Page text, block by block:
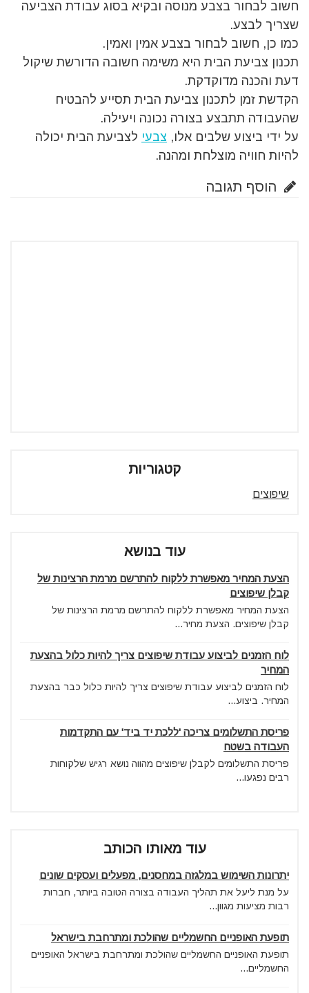
חשוב לבחור בצבע מנוסה ובקיא בסוג עבודת הצביעה
שצריך לבצע.
כמו כן, חשוב לבחור בצבע אמין ואמין.
תכנון צביעת הבית היא משימה חשובה הדורשת שיקול
דעת והכנה מדוקדקת.
הקדשת זמן לתכנון צביעת הבית תסייע להבטיח
שהעבודה תתבצע בצורה נכונה ויעילה.
על ידי ביצוע שלבים אלו, צבעי לצביעת הבית יכולה
להיות חוויה מוצלחת ומהנה.
הוסף תגובה
קטגוריות
שיפוצים
עוד בנושא
הצעת המחיר מאפשרת ללקוח להתרשם מרמת הרצינות של
קבלן שיפוצים
הצעת המחיר מאפשרת ללקוח להתרשם מרמת הרצינות של
קבלן שיפוצים. הצעת מחיר...
לוח הזמנים לביצוע עבודת שיפוצים צריך להיות כלול בהצעת
המחיר
לוח הזמנים לביצוע עבודת שיפוצים צריך להיות כלול כבר בהצעת
המחיר. ביצוע...
פריסת התשלומים צריכה 'ללכת יד ביד' עם התקדמות
העבודה בשטח
פריסת התשלומים לקבלן שיפוצים מהווה נושא רגיש שלקוחות
רבים נפגעו...
עוד מאותו הכותב
יתרונות השימוש במלגזה במחסנים, מפעלים ועסקים שונים
על מנת ליעל את תהליך העבודה בצורה הטובה ביותר, חברות
רבות מציעות מגוון...
תופעת האופניים החשמליים שהולכת ומתרחבת בישראל
תופעת האופניים החשמליים שהולכת ומתרחבת בישראל האופניים
החשמליים...